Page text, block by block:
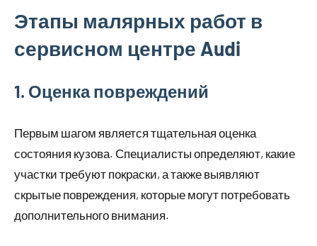
Этапы малярных работ в
сервисном центре Audi
1. Оценка повреждений
Первым шагом является тщательная оценка
состояния кузова. Специалисты определяют, какие
участки требуют покраски, а также выявляют
скрытые повреждения, которые могут потребовать
дополнительного внимания.